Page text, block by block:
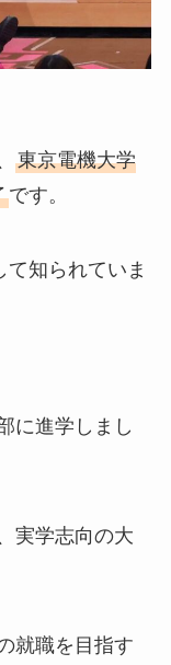
東京電機大学
です。
て知られていま
に進学しまし
実学志向の大
就職を目指す